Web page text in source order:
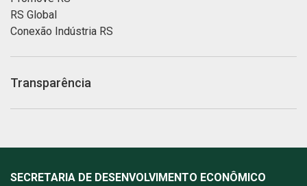
RS Global
Conexão Indústria RS
Transparência
SECRETARIA DE DESENVOLVIMENTO ECONÔMICO